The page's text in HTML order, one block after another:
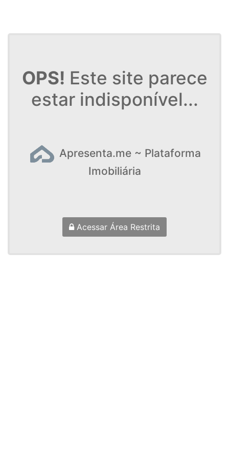
OPS! Este site parece
estar indisponível...
Apresenta.me ~ Plataforma
Imobiliária
Acessar Área Restrita